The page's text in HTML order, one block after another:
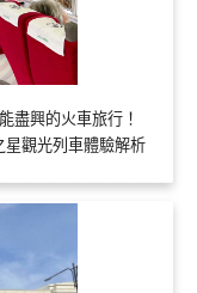
盡興的火車旅行！
觀光列車體驗解析